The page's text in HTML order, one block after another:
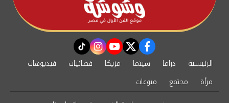
facebook
twitter
youtube
instagram
tiktok
الرئيسية دراما سينما مزيكا فضائيات
فيديوهات
مرأة
مجتمع
منوعات